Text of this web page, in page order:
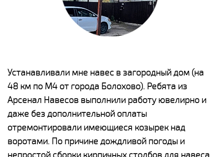
Устанавливали мне навес в загородный дом (на
48 км по М4 от города Болохово). Ребята из
Арсенал Навесов выполнили работу ювелирно и
даже без дополнительной оплаты
отремонтировали имеющиеся козырек над
воротами. По причине дождливой погоды и